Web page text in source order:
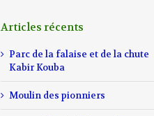
Articles récents
Parc de la falaise et de la chute
Kabir Kouba
Moulin des pionniers